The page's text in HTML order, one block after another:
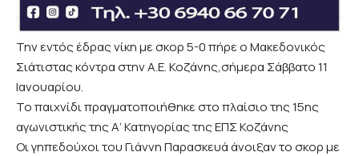
Την εντός έδρας νίκη με σκορ 5-0 πήρε ο Μακεδονικός
Σιάτιστας κόντρα στην Α.Ε. Κοζάνης,σήμερα Σάββατο 11
Ιανουαρίου.
Το παιχνίδι πραγματοποιήθηκε στο πλαίσιο της 15ης
αγωνιστικής της Α’ Κατηγορίας της ΕΠΣ Κοζάνης
Οι γηπεδούχοι του Γιάννη Παρασκευά άνοιξαν το σκορ με